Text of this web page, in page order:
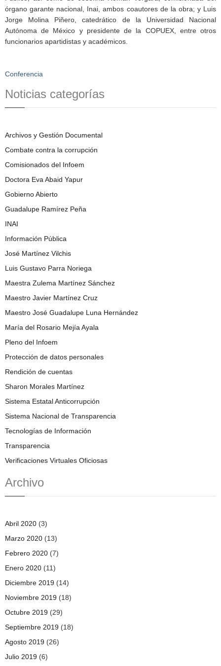
órgano garante nacional, Inai, ambos coautores de la obra; y Luis
Jorge Molina Piñero, catedrático de la Universidad Nacional
Autónoma de México y presidente de la COPUEX, entre otros
funcionarios apartidistas y académicos.
Conferencia
Noticias categorías
Archivos y Gestión Documental
Combate contra la corrupción
Comisionados del Infoem
Doctora Eva Abaid Yapur
Gobierno Abierto
Guadalupe Ramírez Peña
INAI
Información Pública
José Martínez Vilchis
Luis Gustavo Parra Noriega
Maestra Zulema Martínez Sánchez
Maestro Javier Martínez Cruz
Maestro José Guadalupe Luna Hernández
María del Rosario Mejía Ayala
Pleno del Infoem
Protección de datos personales
Rendición de cuentas
Sharon Morales Martínez
Sistema Estatal Anticorrupción
Sistema Nacional de Transparencia
Tecnologías de Información
Transparencia
Verificaciones Virtuales Oficiosas
Archivo
Abril 2020 (3)
Marzo 2020 (13)
Febrero 2020 (7)
Enero 2020 (11)
Diciembre 2019 (14)
Noviembre 2019 (18)
Octubre 2019 (29)
Septiembre 2019 (18)
Agosto 2019 (26)
Julio 2019 (6)